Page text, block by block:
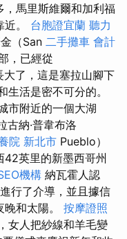
，馬里斯維爾和加利福
。 台胞證宜蘭 聽力
（San 二手攤車 會計
，已經從
了，這是塞拉山腳下
活是密不可分的。
市附近的一個大湖
古納·普韋布洛
院 新北市 Pueblo）
英里的新墨西哥州
機構 納瓦霍人認
行了介導，並且據信
和太陽。 按摩證照
女人把紗線和羊毛變